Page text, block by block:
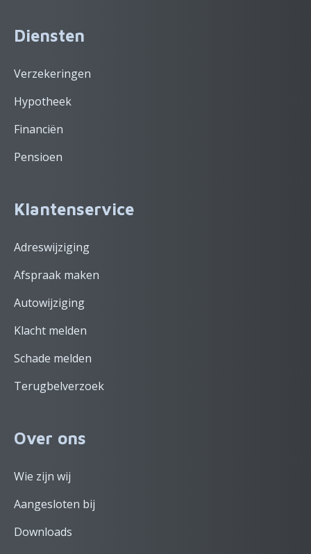
Diensten
Verzekeringen
Hypotheek
Financiën
Pensioen
Klantenservice
Adreswijziging
Afspraak maken
Autowijziging
Klacht melden
Schade melden
Terugbelverzoek
Over ons
Wie zijn wij
Aangesloten bij
Downloads